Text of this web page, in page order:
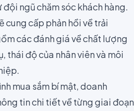
đội ngũ chăm sóc khách hàng.
cung cấp phản hồi về trải
các đánh giá về chất lượng
thái độ của nhân viên và môi
mua sắm bí mật, doanh
tin chi tiết về từng giai đoạn